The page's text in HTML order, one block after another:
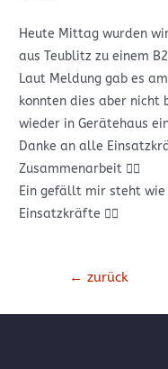
Heute Mittag wurden
aus Teublitz zu einem
Laut Meldung gab es
konnten dies aber nicht
wieder in Gerätehaus
Danke an alle
Zusammenarbeit 👍🏼
Ein gefällt mir steht
Einsatzkräfte 👍🏼
Beitrags-
← zurück